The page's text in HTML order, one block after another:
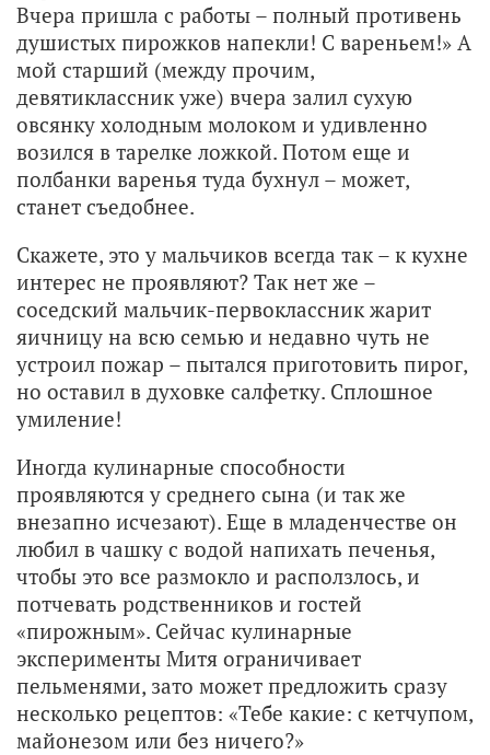
Вчера пришла с работы – полный противень
душистых пирожков напекли! С вареньем!» А
мой старший (между прочим,
девятиклассник уже) вчера залил сухую
овсянку холодным молоком и удивленно
возился в тарелке ложкой. Потом еще и
полбанки варенья туда бухнул – может,
станет съедобнее.
Скажете, это у мальчиков всегда так – к кухне
интерес не проявляют? Так нет же –
соседский мальчик-первоклассник жарит
яичницу на всю семью и недавно чуть не
устроил пожар – пытался приготовить пирог,
но оставил в духовке салфетку. Сплошное
умиление!
Иногда кулинарные способности
проявляются у среднего сына (и так же
внезапно исчезают). Еще в младенчестве он
любил в чашку с водой напихать печенья,
чтобы это все размокло и расползлось, и
потчевать родственников и гостей
«пирожным». Сейчас кулинарные
эксперименты Митя ограничивает
пельменями, зато может предложить сразу
несколько рецептов: «Тебе какие: с кетчупом,
майонезом или без ничего?»